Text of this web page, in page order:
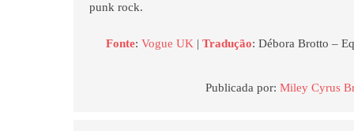
punk rock.
Fonte:Vogue UK |Tradução: Débora Brotto –
Publicada por:Miley Cyrus